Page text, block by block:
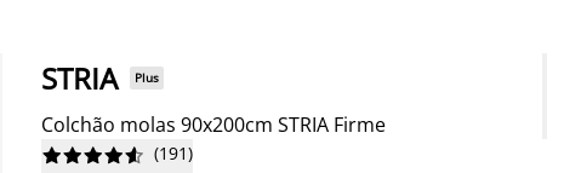
STRIA Plus
Colchão molas 90x200cm STRIA Firme





 (191)